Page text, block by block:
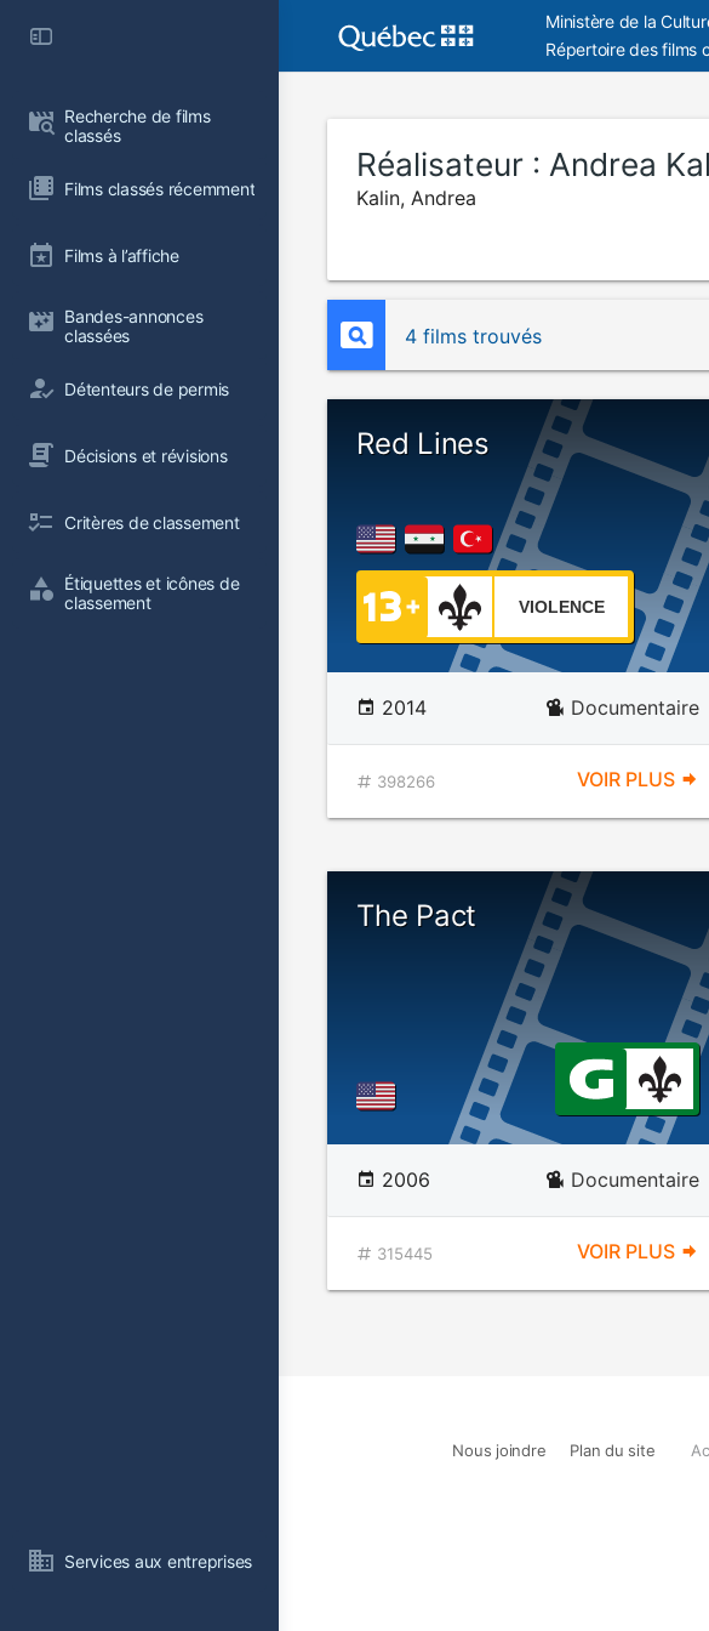
Recherche de films
classés
Films classés récemment
Films à l’affiche
Bandes-annonces
classées
Détenteurs de permis
Décisions et révisions
Critères de classement
Étiquettes et icônes de
classement
Services aux entreprises
Ministère de la
Répertoire des films
Réalisateur : Andrea
Kalin, Andrea
4 films trouvés
Red Lines
VIOLENCE
2014 Documentaire
398266 VOIR PLUS
The Pact
2006 Documentaire
315445 VOIR PLUS
Nous joindre Plan du site